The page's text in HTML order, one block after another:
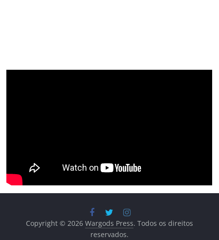
Copyright © 2026 Wargods Press. Todos os direitos
reservados.